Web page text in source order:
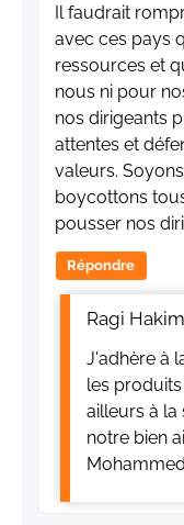
Il faudrait
avec ces pays
ressources et
nous ni pour
nos dirigeants
attentes et
valeurs.
boycottons
pousser nos
Répondre
Ragi Hakim
J'adhère à
les
ailleurs à la
notre bien